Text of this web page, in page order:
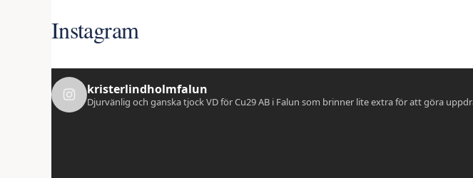
Instagram
kristerlindholmfalun
Djurvänlig och ganska tjock VD för Cu29 AB i Falun som brinner lite extra för att göra